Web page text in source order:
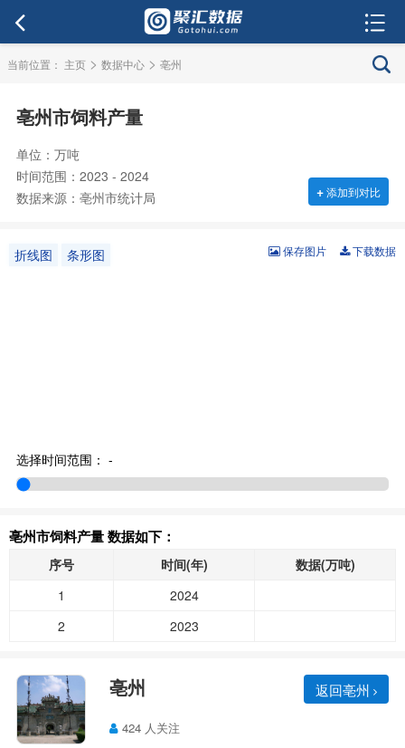
当前位置： 主页 > 数据中心 > 亳州
亳州市饲料产量
单位：万吨
时间范围：2023 - 2024
数据来源：亳州市统计局
+添加到对比
折线图 条形图 下载数据
保存图片
选择时间范围： -
亳州市饲料产量 数据如下：
序号 时间(年)
数据(万吨)
1
2024
2
2023
亳州 返回亳州
424 人关注